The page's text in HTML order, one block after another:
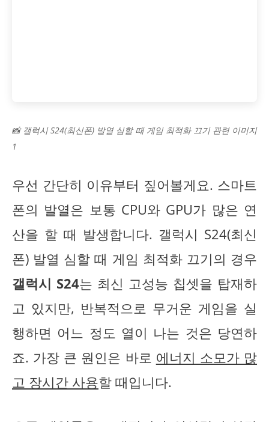
📸 갤럭시 S24(최신폰) 발열 심할 때 게임 최적화 끄기 관련 이미지
1
우선 간단히 이유부터 짚어볼게요. 스마트
폰의 발열은 보통 CPU와 GPU가 많은 연
산을 할 때 발생합니다. 갤럭시 S24(최신
폰) 발열 심할 때 게임 최적화 끄기의 경우
갤럭시 S24는 최신 고성능 칩셋을 탑재하
고 있지만, 반복적으로 무거운 게임을 실
행하면 어느 정도 열이 나는 것은 당연하
죠. 가장 큰 원인은 바로 에너지 소모가 많
고 장시간 사용할 때입니다.